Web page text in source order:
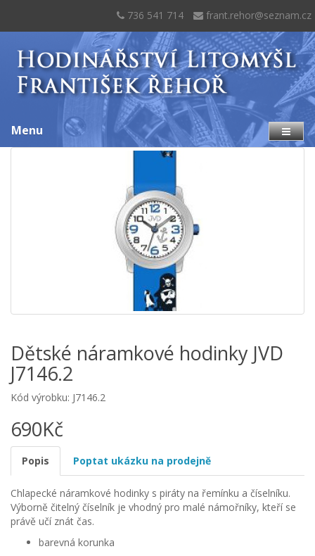
736 541 714 frant.rehor@seznam.cz
Menu
Dětské náramkové hodinky JVD
J7146.2
Kód výrobku: J7146.2
690Kč
Popis Poptat ukázku na prodejně
Chlapecké náramkové hodinky s piráty na řemínku a číselníku.
Výborně čitelný číselník je vhodný pro malé námořníky, kteří se
právě učí znát čas.
barevná korunka